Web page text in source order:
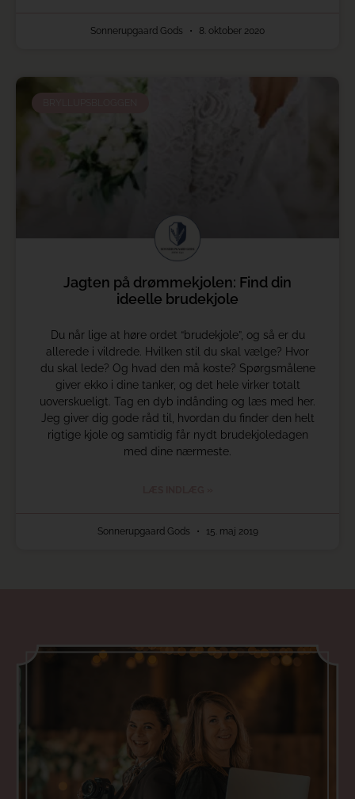
Sonnerupgaard Gods 8. oktober 2020
Jagten på drømmekjolen: Find din
ideelle brudekjole
Du når lige at høre ordet “brudekjole”, og så er du
allerede i vildrede. Hvilken stil du skal vælge? Hvor
du skal lede? Og hvad den må koste? Spørgsmålene
giver ekko i dine tanker, og det hele virker totalt
uoverskueligt. Tag en dyb indånding og læs med her.
Jeg giver dig gode råd til, hvordan du finder den helt
rigtige kjole og samtidig får nydt brudekjoledagen
med dine nærmeste.
Sonnerupgaard Gods 15. maj 2019